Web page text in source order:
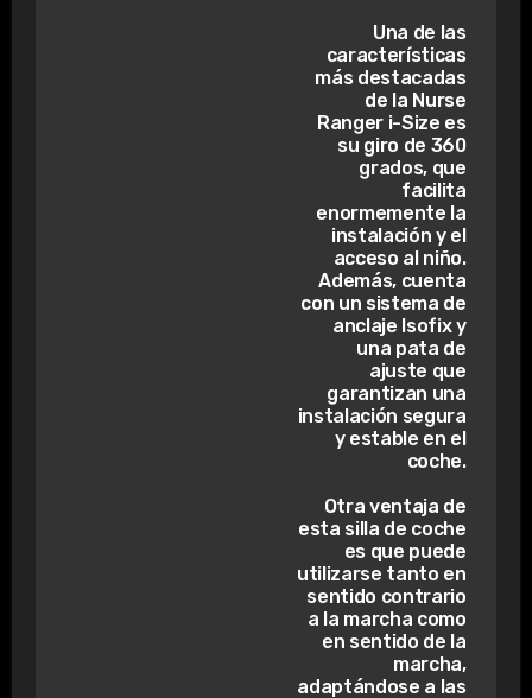
Una de las
características
más destacadas
de la Nurse
Ranger i-Size es
su giro de 360
grados, que
facilita
enormemente la
instalación y el
acceso al niño.
Además, cuenta
con un sistema de
anclaje Isofix y
una pata de
ajuste que
garantizan una
instalación segura
y estable en el
coche.
Otra ventaja de
esta silla de coche
es que puede
utilizarse tanto en
sentido contrario
a la marcha como
en sentido de la
marcha,
adaptándose a las